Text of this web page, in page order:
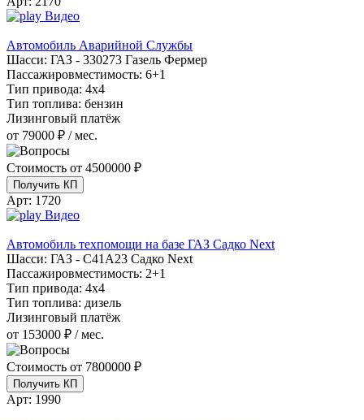
Видео
Автомобиль Аварийной Службы
Шасси: ГАЗ - 330273 Газель Фермер
Пассажировместимость: 6+1
Тип привода: 4х4
Тип топлива: бензин
Лизинговый платёж
от 79000 ₽ / мес.
Стоимость от 4500000 ₽
Получить КП
Арт: 1720
Видео
Автомобиль техпомощи на базе ГАЗ Садко Next
Шасси: ГАЗ - С41А23 Садко Next
Пассажировместимость: 2+1
Тип привода: 4х4
Тип топлива: дизель
Лизинговый платёж
от 153000 ₽ / мес.
Стоимость от 7800000 ₽
Получить КП
Арт: 1990